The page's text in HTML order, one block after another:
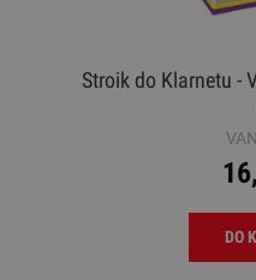
Stroik do Klarnetu -
DO